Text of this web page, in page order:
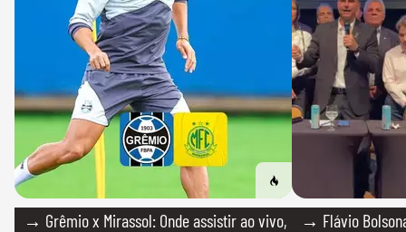
→ Grêmio x Mirassol: Onde assistir ao vivo,
→ Flávio